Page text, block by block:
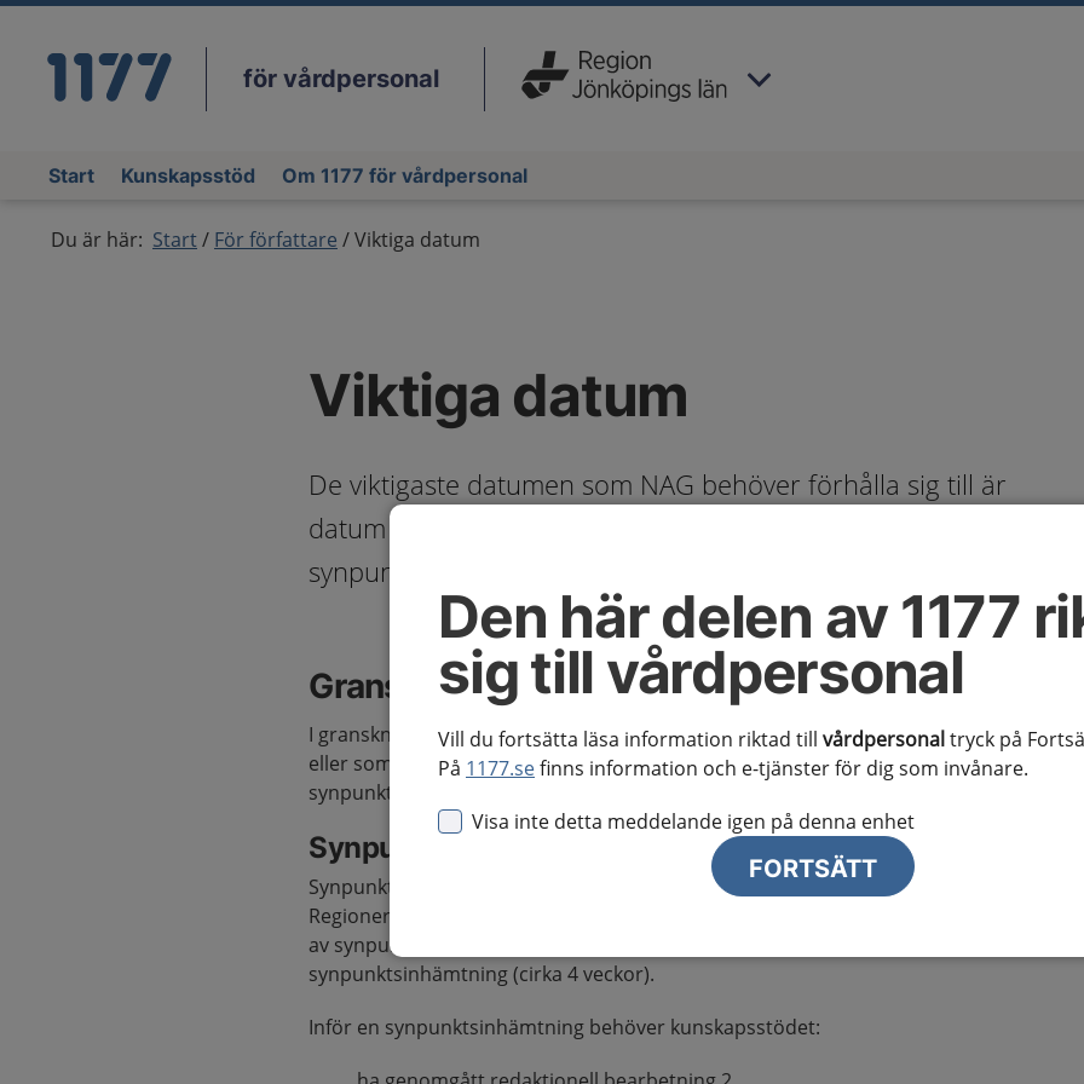
Den här delen av 1177
sig till vårdpersonal
Vill du fortsätta läsa information riktad till vårdpersonaltryck på
På 1177.sefinns information och e-tjänster för dig som invånare.
Visa inte detta meddelande igen på denna enhet
FORTSÄTT
för vårdpersonal Du har valt regionJönköpings län
Start Kunskapsstöd Om 1177 för vårdpersonal
Du är här: Start För författare Viktiga datum
Viktiga datum
De viktigaste datumen som NAG behöver förhålla sig till är
datum för granskningsrunda 2 (nationell remiss eller
synpunktsinhämtning) och datum för publicering.
Granskningsrunda 2
I granskningsrunda 2 går kunskapsstödet ut antingen som synpunktsinhämtning
eller som nationell remiss. Remisser publiceras vid fyra tillfällen per år och
synpunktsinhämtningar skickas ut åtta gånger per år.
Synpunktsinhämtning
Synpunktsinhämtningar skickas till särskilda mejladresser hos regionerna.
Regionerna kan sedan vidarebefordra vid behov. Även NAG kan föreslå mottagare
av synpunktsinhämtningen. Det går att lämna synpunkter under hela perioden för
synpunktsinhämtning (cirka 4 veckor).
Inför en synpunktsinhämtning behöver kunskapsstödet: